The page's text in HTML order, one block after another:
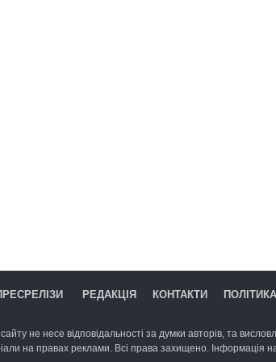
РЕДАКЦІЯ КОНТАКТИ
не несе відповідальності за думки авторів, та
на правах реклами. Всі права захищено. Інформація